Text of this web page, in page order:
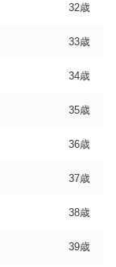
32歳
33歳
34歳
35歳
36歳
37歳
38歳
39歳